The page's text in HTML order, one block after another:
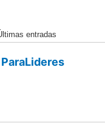
entradas
ParaLideres